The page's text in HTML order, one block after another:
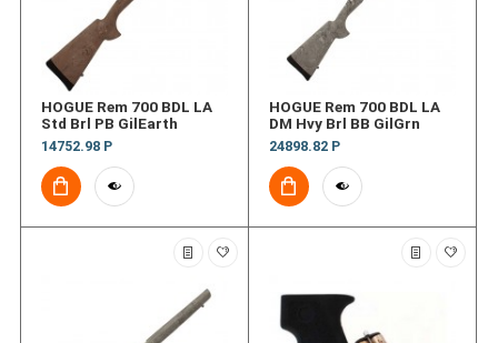
HOGUE Rem 700 BDL LA
Std Brl PB GilEarth
14752.98 Р
HOGUE Rem 700 BDL LA
DM Hvy Brl BB GilGrn
24898.82 Р